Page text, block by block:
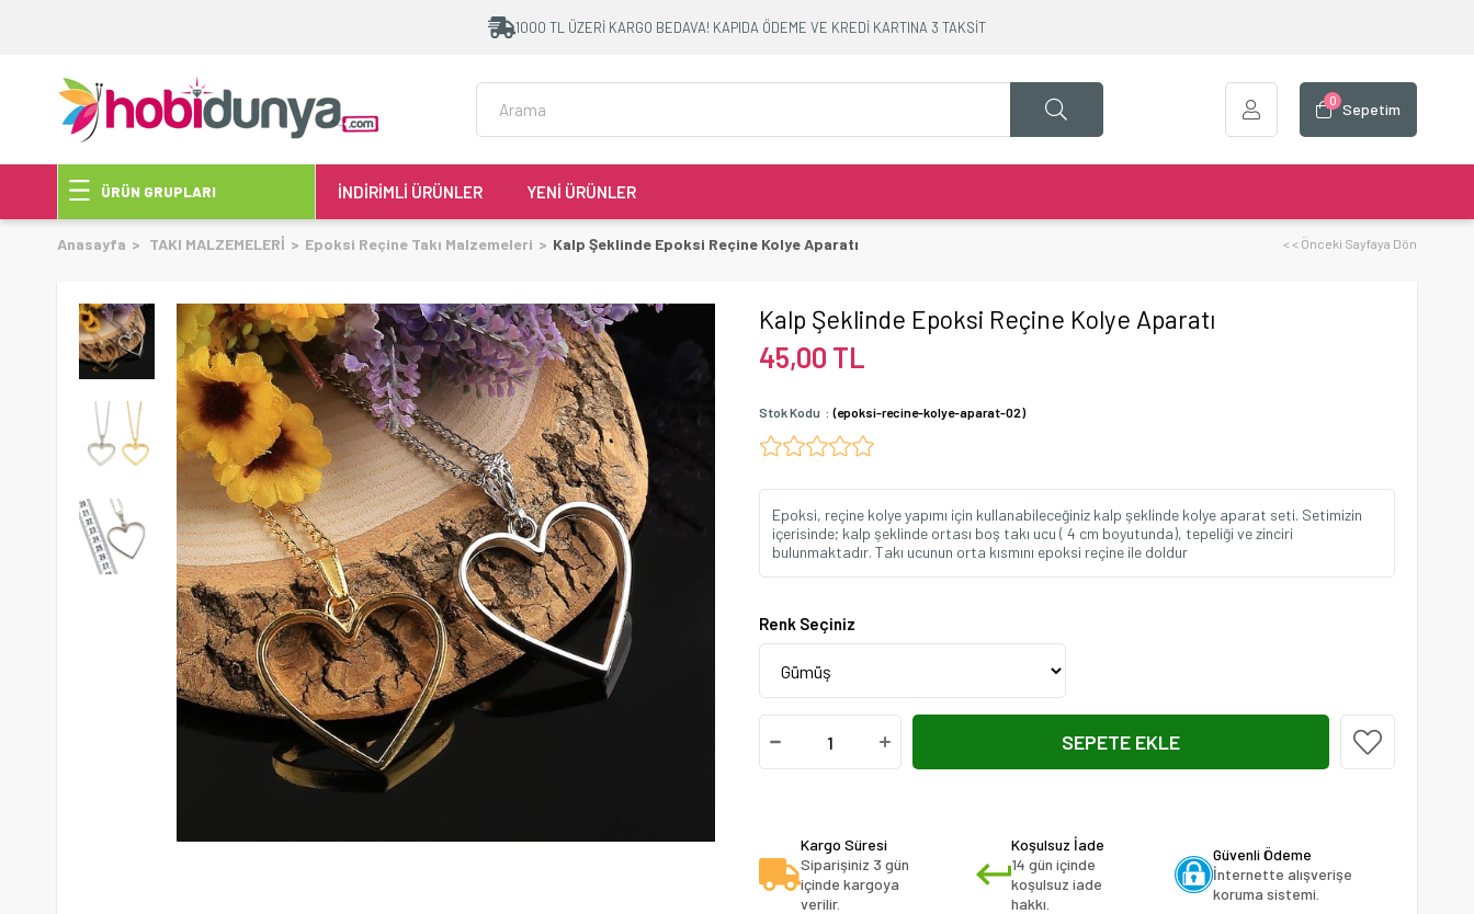
1000 TL ÜZERİ KARGO BEDAVA! KAPIDA ÖDEME VE KREDİ KARTINA 3 TAKSİT
Sepetim
0
ÜRÜN GRUPLARI İNDİRİMLİ ÜRÜNLER YENİ ÜRÜNLER
Anasayfa TAKI MALZEMELERİ Epoksi Reçine Takı Malzemeleri Kalp Şeklinde Epoksi Reçine Kolye Aparatı < < Önceki Sayfaya Dön
Kalp Şeklinde Epoksi Reçine Kolye Aparatı
45,00 TL
Stok Kodu (epoksi-recine-kolye-aparat-02)
Epoksi, reçine kolye yapımı için kullanabileceğiniz kalp şeklinde kolye aparat seti. Setimizin
içerisinde; kalp şeklinde ortası boş takı ucu ( 4 cm boyutunda), tepeliği ve zinciri
bulunmaktadır. Takı ucunun orta kısmını epoksi reçine ile doldur
Renk Seçiniz
Kargo Süresi
Siparişiniz 3 gün
içinde kargoya
verilir.
Koşulsuz İade
14 gün içinde
koşulsuz iade
hakkı.
Güvenli Ödeme
İnternette alışverişe
koruma sistemi.